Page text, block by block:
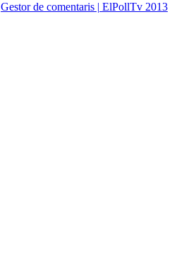
Gestor de comentaris | ElPollTv 2013